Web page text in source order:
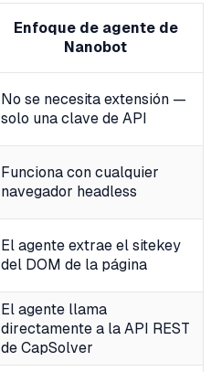
Enfoque de agente de
Nanobot
No se necesita extensión —
solo una clave de API
Funciona con cualquier
navegador headless
El agente extrae el sitekey
del DOM de la página
El agente llama
directamente a la API REST
de CapSolver